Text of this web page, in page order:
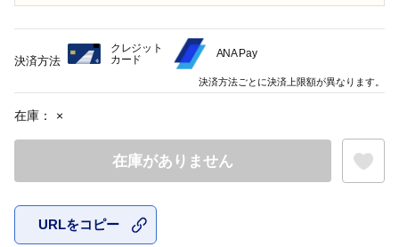
在庫： ×
在庫がありません
URLをコピー
決済方法
クレジット
カード
ANA Pay
決済方法ごとに決済上限額が異なります。